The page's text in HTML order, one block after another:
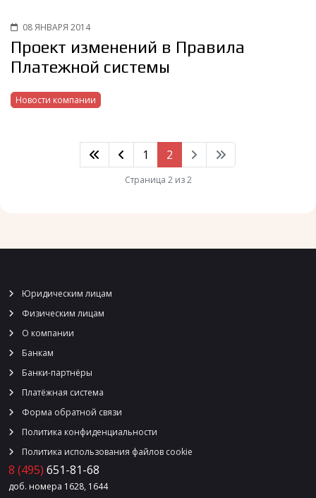
08 ЯНВАРЯ 2014
Проект изменений в Правила
Платежной системы
Новости компании
1 2
Страница 2 из 2
Юридическим лицам
Физическим лицам
О компании
Банкам
Банки-партнёры
Платёжная система
Форма обратной связи
Политика конфиденциальности
Политика использования файлов cookie
8 (495) 651-81-68
доб. номера 1628, 1644